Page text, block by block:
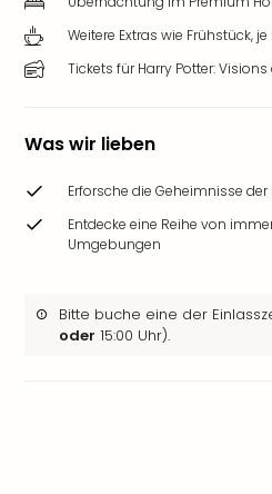
Weitere Extras wie Frühstück,
Tickets für Harry Potter:
Was wir lieben
Erforsche die Geheimnisse
Entdecke eine Reihe von
Umgebungen
Bitte buche eine der
oder 15:00 Uhr).